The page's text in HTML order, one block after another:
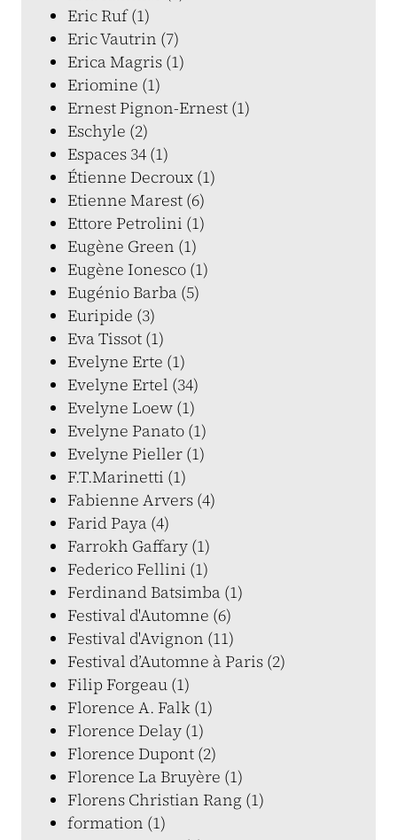
Eric Ruf (1)
Eric Vautrin (7)
Erica Magris (1)
Eriomine (1)
Ernest Pignon-Ernest (1)
Eschyle (2)
Espaces 34 (1)
Étienne Decroux (1)
Etienne Marest (6)
Ettore Petrolini (1)
Eugène Green (1)
Eugène Ionesco (1)
Eugénio Barba (5)
Euripide (3)
Eva Tissot (1)
Evelyne Erte (1)
Evelyne Ertel (34)
Evelyne Loew (1)
Evelyne Panato (1)
Evelyne Pieller (1)
F.T.Marinetti (1)
Fabienne Arvers (4)
Farid Paya (4)
Farrokh Gaffary (1)
Federico Fellini (1)
Ferdinand Batsimba (1)
Festival d'Automne (6)
Festival d'Avignon (11)
Festival d’Automne à Paris (2)
Filip Forgeau (1)
Florence A. Falk (1)
Florence Delay (1)
Florence Dupont (2)
Florence La Bruyère (1)
Florens Christian Rang (1)
formation (1)